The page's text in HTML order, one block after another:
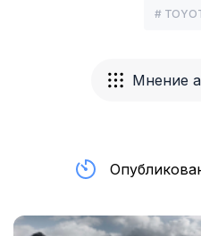
#
Мнение